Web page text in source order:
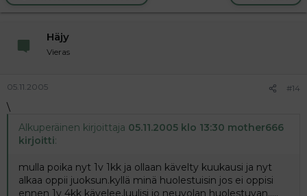
Häjy
Vieras
05.11.2005 #14
\
Alkuperäinen kirjoittaja 05.11.2005 klo 13:30 mother666
kirjoitti:
mulla poika nyt 1v 1kk ja ollaan kävelty kuukausi ja nyt
alkaa oppii juoksun.kyllä minä huolestuisin jos ei oppisi
ennen 1v 4kk kävelee,luulisi jo neuvolan huolestuvan.....